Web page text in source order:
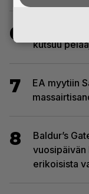
6
kutsuu
7
EA myytiin
8
Baldur’s
vuosipäivän
erikoisista